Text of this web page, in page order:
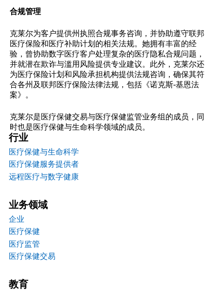
行业
医疗保健与生命科学
医疗保健服务提供者
远程医疗与数字健康
业务领域
企业
医疗保健
医疗监管
医疗保健交易
教育
合规管理
克莱尔为客户提供州执照合规事务咨询，并协助遵守联邦
医疗保险和医疗补助计划的相关法规。她拥有丰富的经
验，曾协助数字医疗客户处理复杂的医疗隐私合规问题，
并就潜在欺诈与滥用风险提供专业建议。此外，克莱尔还
为医疗保险计划和风险承担机构提供法规咨询，确保其符
合各州及联邦医疗保险法律法规，包括《诺克斯-基恩法
案》。
克莱尔是医疗保健交易与医疗保健监管业务组的成员，同
时也是医疗保健与生命科学领域的成员。